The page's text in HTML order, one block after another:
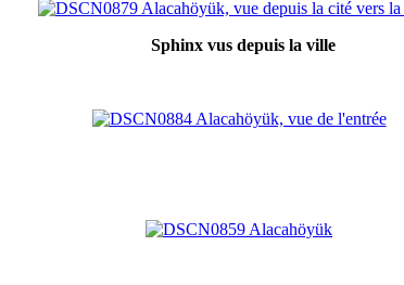
Sphinx vus depuis la ville